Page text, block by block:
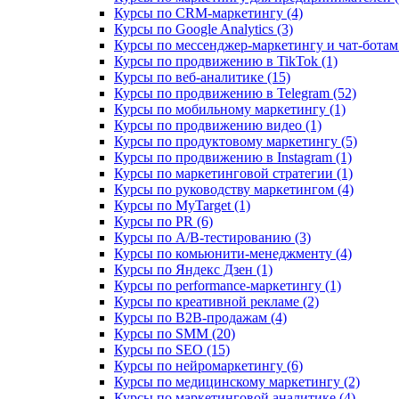
Курсы по CRM-маркетингу (4)
Курсы по Google Analytics (3)
Курсы по мессенджер-маркетингу и чат-
Курсы по продвижению в TikTok (1)
Курсы по веб-аналитике (15)
Курсы по продвижению в Telegram (52)
Курсы по мобильному маркетингу (1)
Курсы по продвижению видео (1)
Курсы по продуктовому маркетингу (5)
Курсы по продвижению в Instagram (1)
Курсы по маркетинговой стратегии (1)
Курсы по руководству маркетингом (4)
Курсы по MyTarget (1)
Курсы по PR (6)
Курсы по A/B-тестированию (3)
Курсы по комьюнити-менеджменту (4)
Курсы по Яндекс Дзен (1)
Курсы по performance-маркетингу (1)
Курсы по креативной рекламе (2)
Курсы по B2B-продажам (4)
Курсы по SMM (20)
Курсы по SEO (15)
Курсы по нейромаркетингу (6)
Курсы по медицинскому маркетингу (2)